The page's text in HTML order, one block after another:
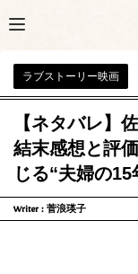
ラブストーリー映画
【ネタバレ】
結末感想と評
じる“夫婦の
Writer : 菅浪瑛子